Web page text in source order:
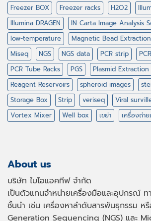
Freezer BOX
Freezer racks H2O2
Illumina DRAGEN
IN Carta Image Analysis
low-temperature
Magnetic Bead Extraction
Miseq
NGS NGS data PCR strip
PCR Tube Racks
PGS Plasmid Extraction
Reagent Reservoirs
spheroid images
Storage Box
Strip veriseq
Viral
Vortex Mixer
Well box เขย่า เครื่องถ่า
About us
บริษัท ไบโอแอคทีฟ จำกัด
เป็นตัวแทนจำหน่ายเครื่องมือและอุปกรณ์
ชั้นนำ เช่น เครื่องหาลำดับสารพันธุกรรม ห
Generation Sequencing (NGS) และ